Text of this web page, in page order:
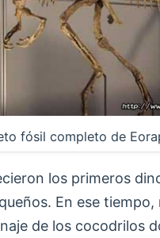
fósil completo de
los primeros
En ese tiempo,
de los cocodrilos